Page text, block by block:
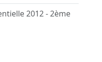
2012 - 2ème